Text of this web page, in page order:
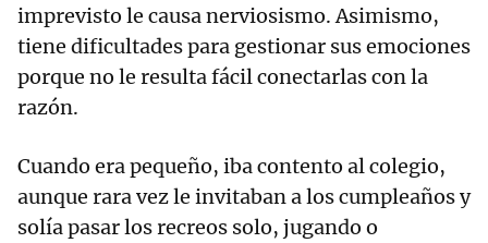
imprevisto le causa nerviosismo. Asimismo,
tiene dificultades para gestionar sus emociones
porque no le resulta fácil conectarlas con la
razón.
Cuando era pequeño, iba contento al colegio,
aunque rara vez le invitaban a los cumpleaños y
solía pasar los recreos solo, jugando o